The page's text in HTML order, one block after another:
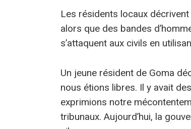
Les résidents locaux
alors que des bandes
s’attaquent aux civils en
Un jeune résident de Goma
nous étions libres. Il y avait
exprimions notre
tribunaux. Aujourd’hui, la